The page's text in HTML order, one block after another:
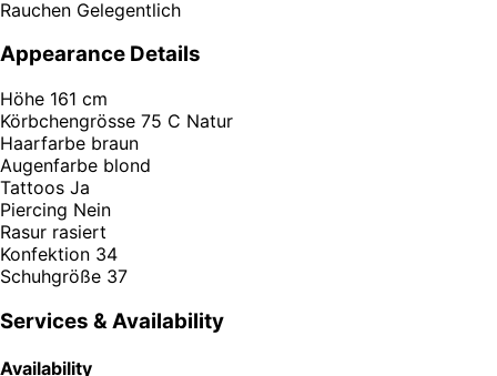
Rauchen Gelegentlich
Appearance Details
Höhe 161 cm
Körbchengrösse 75 C Natur
Haarfarbe braun
Augenfarbe blond
Tattoos Ja
Piercing Nein
Rasur rasiert
Konfektion 34
Schuhgröße 37
Services & Availability
Availability